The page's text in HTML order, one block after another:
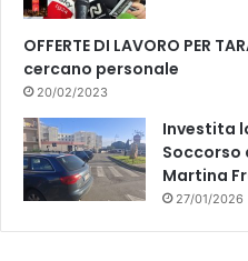
OFFERTE DI LAVORO PER
cercano personale
20/02/2023
Investita
Soccorso
Martina
27/01/2026